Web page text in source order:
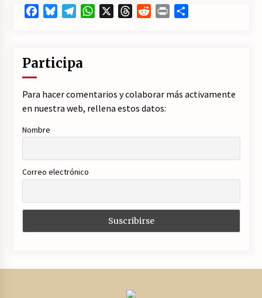
FacebookBlueskyTelegramWhatsApp ThreadsRedditPrint
Participa
Para hacer comentarios y colaborar más activamente
en nuestra web, rellena estos datos:
Nombre
Correo electrónico